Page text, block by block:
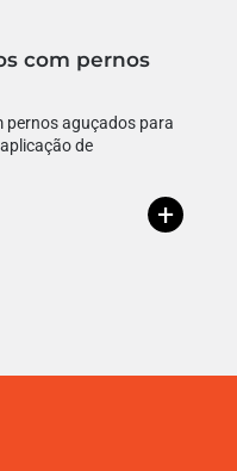
com pernos
pernos aguçados para
de
+